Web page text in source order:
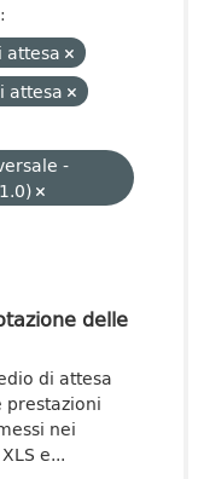
attesa
attesa
-
delle
di attesa
nei
e...